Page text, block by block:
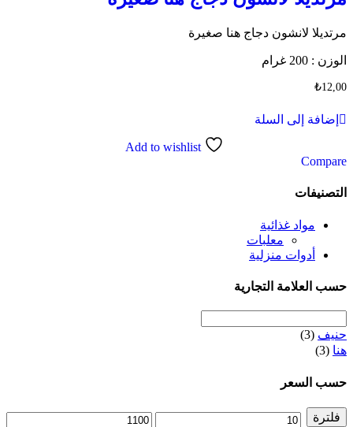
مرتديلا لانشون دجاج هنا صغيرة
الوزن : 200 غرام
₺12,00
إضافة إلى السلة
Add to wishlist
Compare
التصنيفات
مواد غذائية
معلبات
أدوات منزلية
حسب العلامة التجارية
حنيف (3)
هنا (3)
حسب السعر
أدنى أعلى فلترة